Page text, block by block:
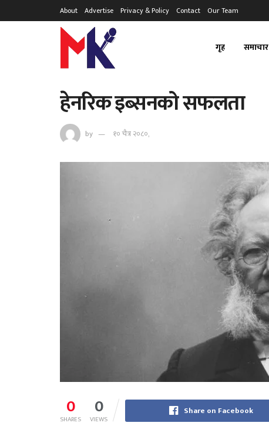
About Advertise Privacy & Policy Contact Our Team
गृह समाचार
हेनरिक इब्सनको सफलता
by १० चैत्र २०८०,
0
SHARES 0
VIEWS
Share on Facebook